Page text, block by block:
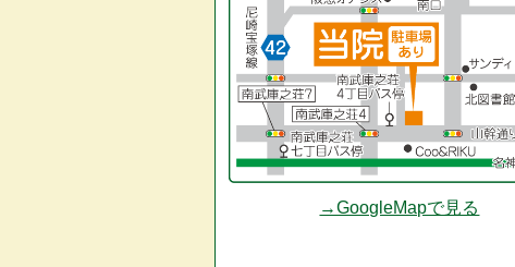
→GoogleMapで見る